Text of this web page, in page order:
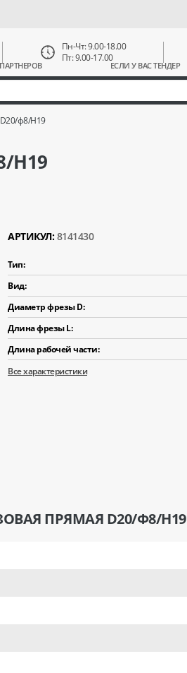
ЕСЛИ У ВАС ТЕНДЕР
Пн-Чт: 9.00-18.00
Пт: 9.00-17.00
ф8/H19
H19
АРТИКУЛ: 8141430
Тип:
Вид:
Диаметр фрезы D:
Длина фрезы L:
Длина рабочей части:
Все характеристики
ПРЯМАЯ D20/Ф8/H19